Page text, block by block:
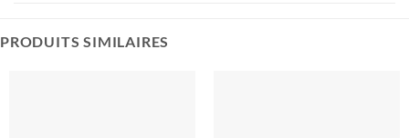
PRODUITS SIMILAIRES